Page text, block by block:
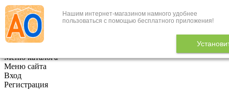
Нашим интернет-магазином намного удобнее
пользоваться с помощью бесплатного приложения!
+7 (495) 646-888-1
В корзине 0
Меню каталога
Меню сайта
Вход
Регистрация